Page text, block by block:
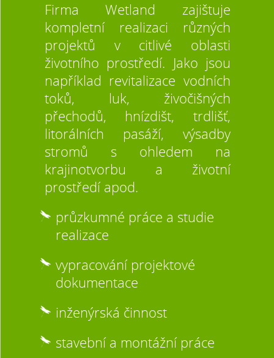
Firma Wetland zajištuje
kompletní realizaci různých
projektů v citlivé oblasti
životního prostředí. Jako jsou
například revitalizace vodních
toků, luk, živočišných
přechodů, hnízdišt, trdlišť,
litorálních pasáží, výsadby
stromů s ohledem na
krajinotvorbu a životní
prostředí apod.
průzkumné práce a studie
realizace
vypracování projektové
dokumentace
inženýrská činnost
stavební a montážní práce